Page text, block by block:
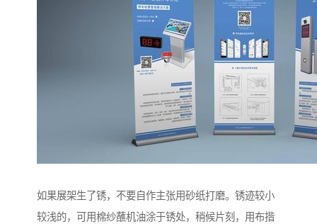
如果展架生了锈，不要自作主张用砂纸打磨。锈迹较小
较浅的，可用棉纱蘸机油涂于锈处，稍候片刻，用布揩